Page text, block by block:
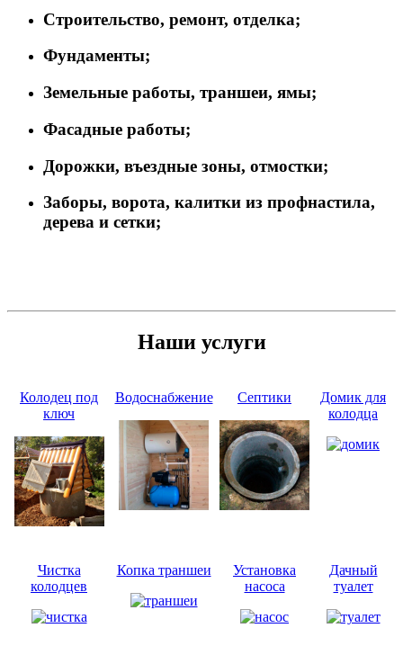
Строительство, ремонт, отделка;
Фундаменты;
Земельные работы, траншеи, ямы;
Фасадные работы;
Дорожки, въездные зоны, отмостки;
Заборы, ворота, калитки из профнастила,
дерева и сетки;
Наши услуги
Колодец под
ключ
Водоснабжение Септики
Домик для
колодца
Чистка
колодцев
Копка траншеи
Установка
насоса
Дачный
туалет